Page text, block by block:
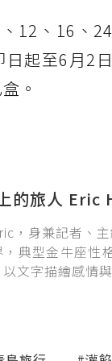
12、16、
起至6月2
。
的旅人 Eric
，身兼記者、
，典型金牛座性
文字描繪感情